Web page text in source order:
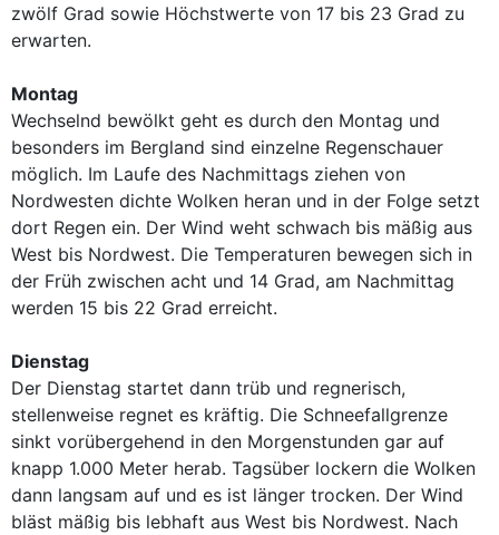
zwölf Grad sowie Höchstwerte von 17 bis 23 Grad zu
erwarten.
Montag
Wechselnd bewölkt geht es durch den Montag und
besonders im Bergland sind einzelne Regenschauer
möglich. Im Laufe des Nachmittags ziehen von
Nordwesten dichte Wolken heran und in der Folge setzt
dort Regen ein. Der Wind weht schwach bis mäßig aus
West bis Nordwest. Die Temperaturen bewegen sich in
der Früh zwischen acht und 14 Grad, am Nachmittag
werden 15 bis 22 Grad erreicht.
Dienstag
Der Dienstag startet dann trüb und regnerisch,
stellenweise regnet es kräftig. Die Schneefallgrenze
sinkt vorübergehend in den Morgenstunden gar auf
knapp 1.000 Meter herab. Tagsüber lockern die Wolken
dann langsam auf und es ist länger trocken. Der Wind
bläst mäßig bis lebhaft aus West bis Nordwest. Nach